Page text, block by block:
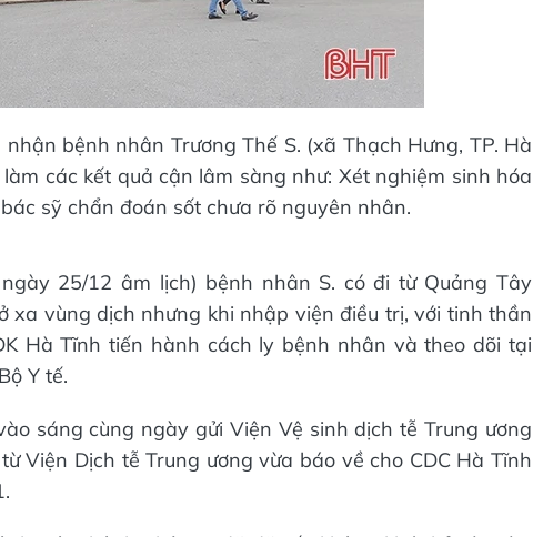
bệnh nhân Trương Thế S. (xã Thạch Hưng, TP. Hà
các kết quả cận lâm sàng như: Xét nghiệm sinh hóa
sỹ chẩn đoán sốt chưa rõ nguyên nhân.
25/12 âm lịch) bệnh nhân S. có đi từ Quảng Tây
xa vùng dịch nhưng khi nhập viện điều trị, với tinh thần
Hà Tĩnh tiến hành cách ly bệnh nhân và theo dõi tại
Y tế.
sáng cùng ngày gửi Viện Vệ sinh dịch tễ Trung ương
Viện Dịch tễ Trung ương vừa báo về cho CDC Hà Tĩnh